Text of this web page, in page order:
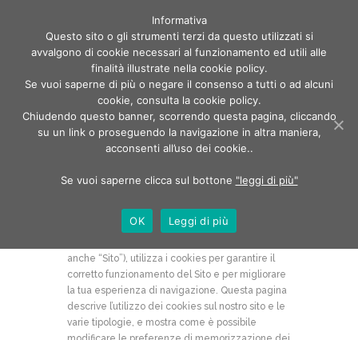
Cookies policy
Home Cookies policy
anche “Sito”), utilizza i cookies per garantire il
corretto funzionamento del Sito e per migliorare
la tua esperienza di navigazione. Questa pagina
descrive l’utilizzo dei cookies sul nostro sito e le
varie tipologie, e mostra come è possibile
Informativa
Questo sito o gli strumenti terzi da questo utilizzati si
avvalgono di cookie necessari al funzionamento ed utili alle
finalità illustrate nella cookie policy.
Se vuoi saperne di più o negare il consenso a tutti o ad alcuni
cookie, consulta la cookie policy.
Chiudendo questo banner, scorrendo questa pagina, cliccando
su un link o proseguendo la navigazione in altra maniera,
acconsenti all’uso dei cookie..
Se vuoi saperne clicca sul bottone "leggi di più"
OK Leggi di più